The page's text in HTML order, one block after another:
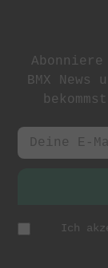
BMX
Ich